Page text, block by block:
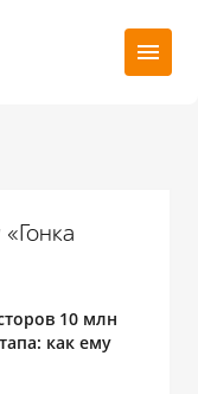
10 млн
как ему